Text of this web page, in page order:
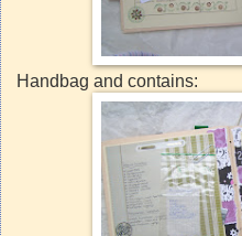
Handbag and contains: